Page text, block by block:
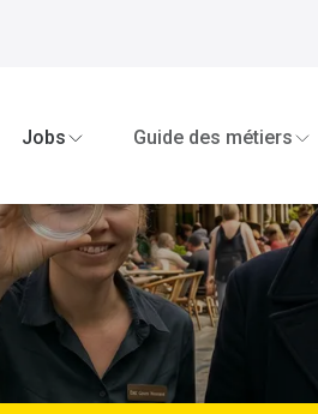
Jobs
Guide des métiers